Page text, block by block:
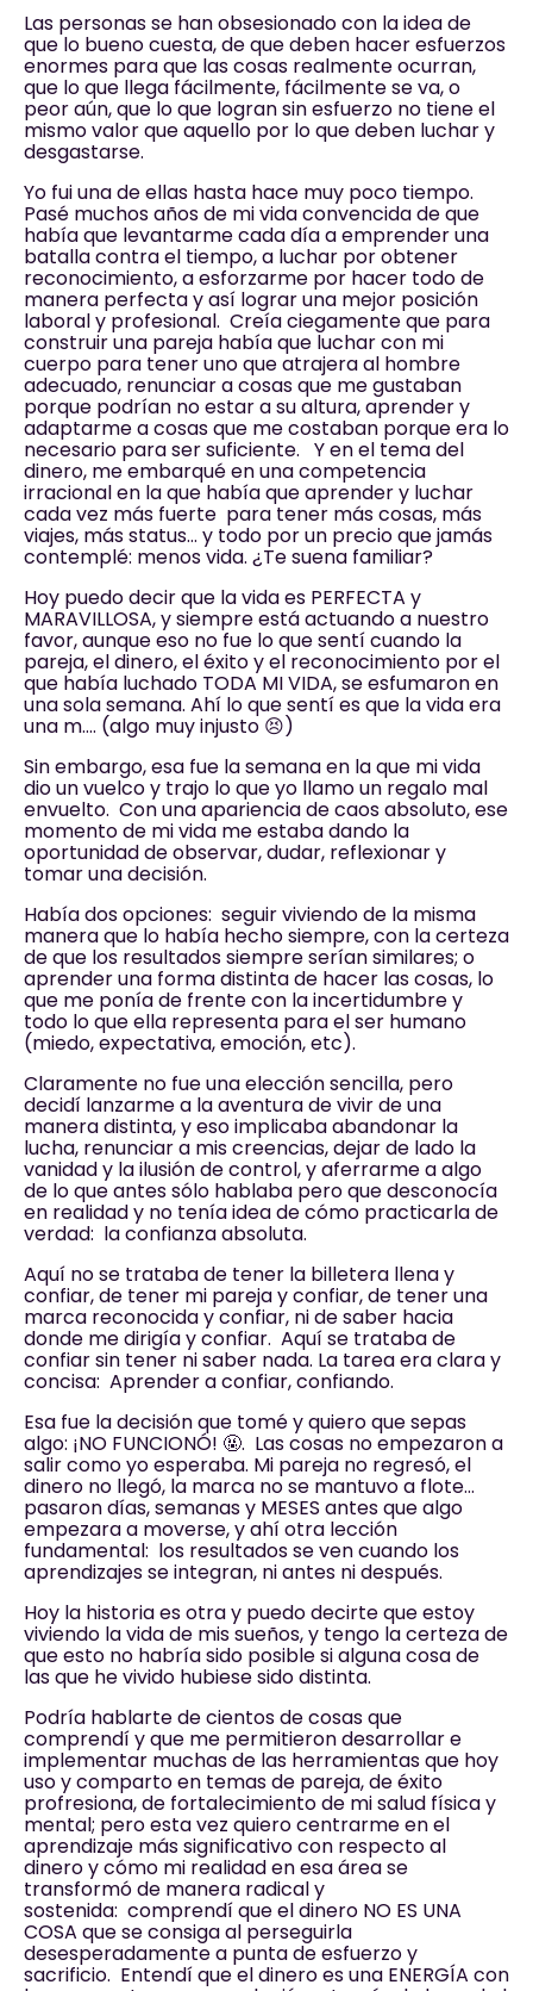
Las personas se han obsesionado con la idea de
que lo bueno cuesta, de que deben hacer esfuerzos
enormes para que las cosas realmente ocurran,
que lo que llega fácilmente, fácilmente se va, o
peor aún, que lo que logran sin esfuerzo no tiene el
mismo valor que aquello por lo que deben luchar y
desgastarse.
Yo fui una de ellas hasta hace muy poco tiempo.
Pasé muchos años de mi vida convencida de que
había que levantarme cada día a emprender una
batalla contra el tiempo, a luchar por obtener
reconocimiento, a esforzarme por hacer todo de
manera perfecta y así lograr una mejor posición
laboral y profesional. Creía ciegamente que para
construir una pareja había que luchar con mi
cuerpo para tener uno que atrajera al hombre
adecuado, renunciar a cosas que me gustaban
porque podrían no estar a su altura, aprender y
adaptarme a cosas que me costaban porque era lo
necesario para ser suficiente. Y en el tema del
dinero, me embarqué en una competencia
irracional en la que había que aprender y luchar
cada vez más fuerte para tener más cosas, más
viajes, más status… y todo por un precio que jamás
contemplé: menos vida. ¿Te suena familiar?
Hoy puedo decir que la vida es PERFECTA y
MARAVILLOSA, y siempre está actuando a nuestro
favor, aunque eso no fue lo que sentí cuando la
pareja, el dinero, el éxito y el reconocimiento por el
que había luchado TODA MI VIDA, se esfumaron en
una sola semana. Ahí lo que sentí es que la vida era
una m…. (algo muy injusto 😣)
Sin embargo, esa fue la semana en la que mi vida
dio un vuelco y trajo lo que yo llamo un regalo mal
envuelto. Con una apariencia de caos absoluto, ese
momento de mi vida me estaba dando la
oportunidad de observar, dudar, reflexionar y
tomar una decisión.
Había dos opciones: seguir viviendo de la misma
manera que lo había hecho siempre, con la certeza
de que los resultados siempre serían similares; o
aprender una forma distinta de hacer las cosas, lo
que me ponía de frente con la incertidumbre y
todo lo que ella representa para el ser humano
(miedo, expectativa, emoción, etc).
Claramente no fue una elección sencilla, pero
decidí lanzarme a la aventura de vivir de una
manera distinta, y eso implicaba abandonar la
lucha, renunciar a mis creencias, dejar de lado la
vanidad y la ilusión de control, y aferrarme a algo
de lo que antes sólo hablaba pero que desconocía
en realidad y no tenía idea de cómo practicarla de
verdad: la confianza absoluta.
Aquí no se trataba de tener la billetera llena y
confiar, de tener mi pareja y confiar, de tener una
marca reconocida y confiar, ni de saber hacia
donde me dirigía y confiar. Aquí se trataba de
confiar sin tener ni saber nada. La tarea era clara y
concisa: Aprender a confiar, confiando.
Esa fue la decisión que tomé y quiero que sepas
algo: ¡NO FUNCIONÓ! 🤬. Las cosas no empezaron a
salir como yo esperaba. Mi pareja no regresó, el
dinero no llegó, la marca no se mantuvo a flote…
pasaron días, semanas y MESES antes que algo
empezara a moverse, y ahí otra lección
fundamental: los resultados se ven cuando los
aprendizajes se integran, ni antes ni después.
Hoy la historia es otra y puedo decirte que estoy
viviendo la vida de mis sueños, y tengo la certeza de
que esto no habría sido posible si alguna cosa de
las que he vivido hubiese sido distinta.
Podría hablarte de cientos de cosas que
comprendí y que me permitieron desarrollar e
implementar muchas de las herramientas que hoy
uso y comparto en temas de pareja, de éxito
profresiona, de fortalecimiento de mi salud física y
mental; pero esta vez quiero centrarme en el
aprendizaje más significativo con respecto al
dinero y cómo mi realidad en esa área se
transformó de manera radical y
sostenida: comprendí que el dinero NO ES UNA
COSA que se consiga al perseguirla
desesperadamente a punta de esfuerzo y
sacrificio. Entendí que el dinero es una ENERGÍA con